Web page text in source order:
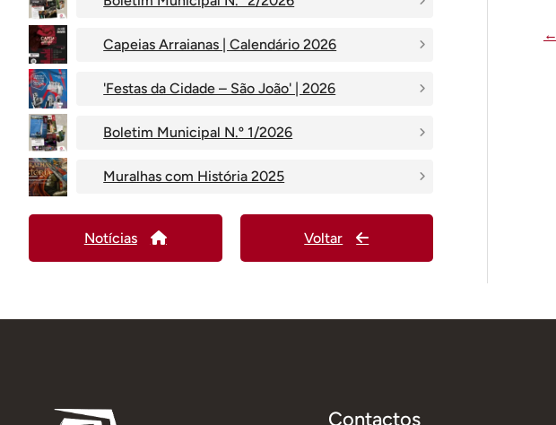
Capeias Arraianas | Calendário 2026
'Festas da Cidade – São João' | 2026
Boletim Municipal N.º 1/2026
Muralhas com História 2025
Notícias Voltar
←
Contactos